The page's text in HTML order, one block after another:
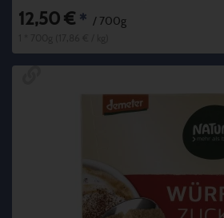
12,50 € * / 700g